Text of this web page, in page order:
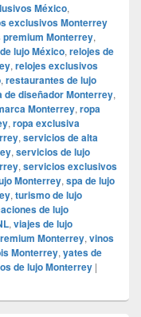
México,
exclusivos Monterrey
Monterrey,
lujo México, relojes de
, relojes exclusivos
, restaurantes de lujo
de diseñador Monterrey,
Monterrey, ropa
, ropa exclusiva
, servicios de alta
, servicios de lujo
, servicios exclusivos
Monterrey, spa de lujo
, turismo de lujo
de lujo
, viajes de lujo
Monterrey, vinos
Monterrey, yates de
de lujo Monterrey |